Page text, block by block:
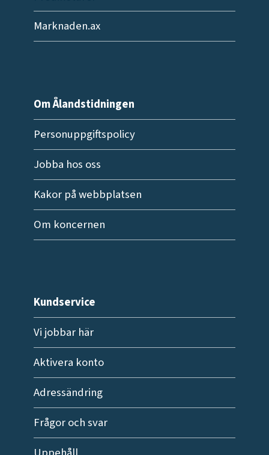
Marknaden.ax
Om Ålandstidningen
Personuppgiftspolicy
Jobba hos oss
Kakor på webbplatsen
Om koncernen
Kundservice
Vi jobbar här
Aktivera konto
Adressändring
Frågor och svar